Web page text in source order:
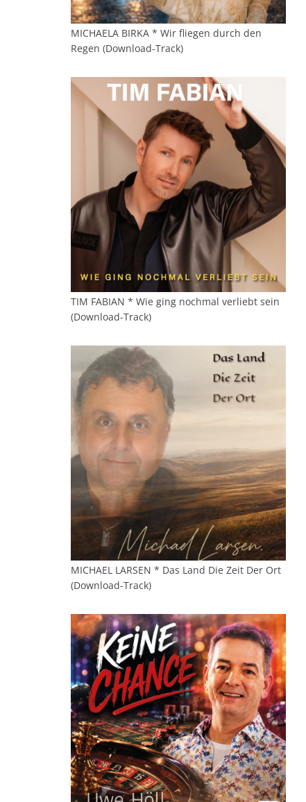
MICHAELA BIRKA * Wir fliegen durch den
Regen (Download-Track)
TIM FABIAN * Wie ging nochmal verliebt sein
(Download-Track)
MICHAEL LARSEN * Das Land Die Zeit Der Ort
(Download-Track)